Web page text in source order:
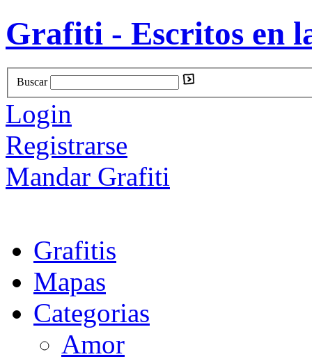
Grafiti - Escritos en
Buscar
Login
Registrarse
Mandar Grafiti
Grafitis
Mapas
Categorias
Amor